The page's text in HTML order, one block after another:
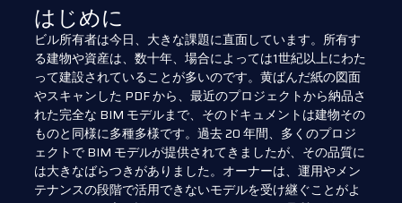
はじめに
ビル所有者は今日、大きな課題に直面しています。所有す
る建物や資産は、数十年、場合によっては1世紀以上にわた
って建設されていることが多いのです。黄ばんだ紙の図面
やスキャンした PDF から、最近のプロジェクトから納品さ
れた完全な BIM モデルまで、そのドキュメントは建物その
ものと同様に多種多様です。過去 20 年間、多くのプロジ
ェクトで BIM モデルが提供されてきましたが、その品質に
は大きなばらつきがありました。オーナーは、運用やメン
テナンスの段階で活用できないモデルを受け継ぐことがよ